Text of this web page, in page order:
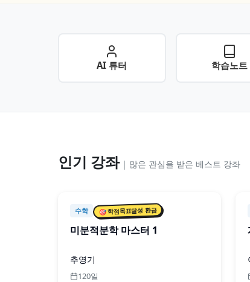
AI 튜터 학습노트
인기 강좌| 많은 관심을 받은 베스트 강좌
수학 🎯 학점목표달성 환급
미분적분학 마스터 1
추영기
120일